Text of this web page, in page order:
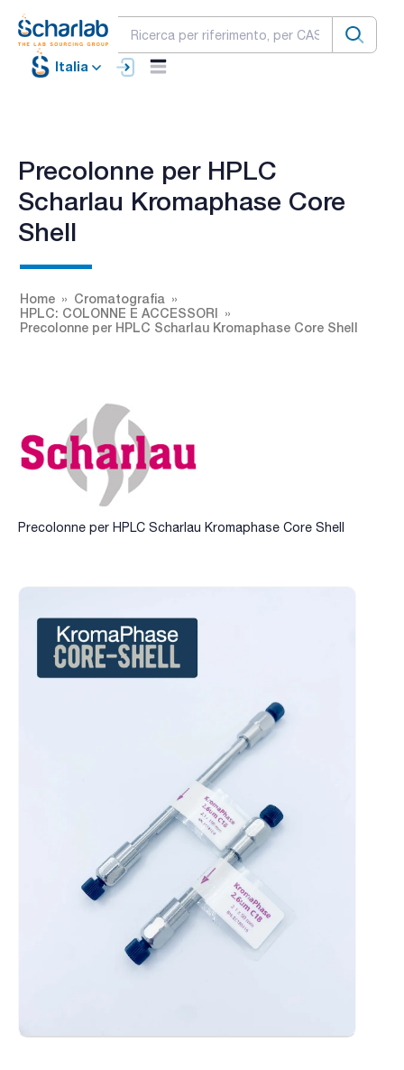
Italia
Precolonne per HPLC
Scharlau Kromaphase Core
Shell
Home
Cromatografia
HPLC: COLONNE E ACCESSORI
Precolonne per HPLC Scharlau Kromaphase Core Shell
Precolonne per HPLC Scharlau Kromaphase Core Shell